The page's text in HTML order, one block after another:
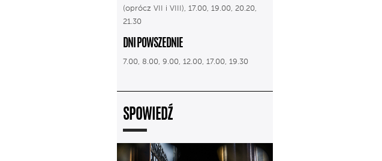
(oprócz VII i VIII), 17.00, 19.00, 20.20,
21.30
DNI POWSZEDNIE
7.00, 8.00, 9.00, 12.00, 17.00, 19.30
SPOWIEDŹ